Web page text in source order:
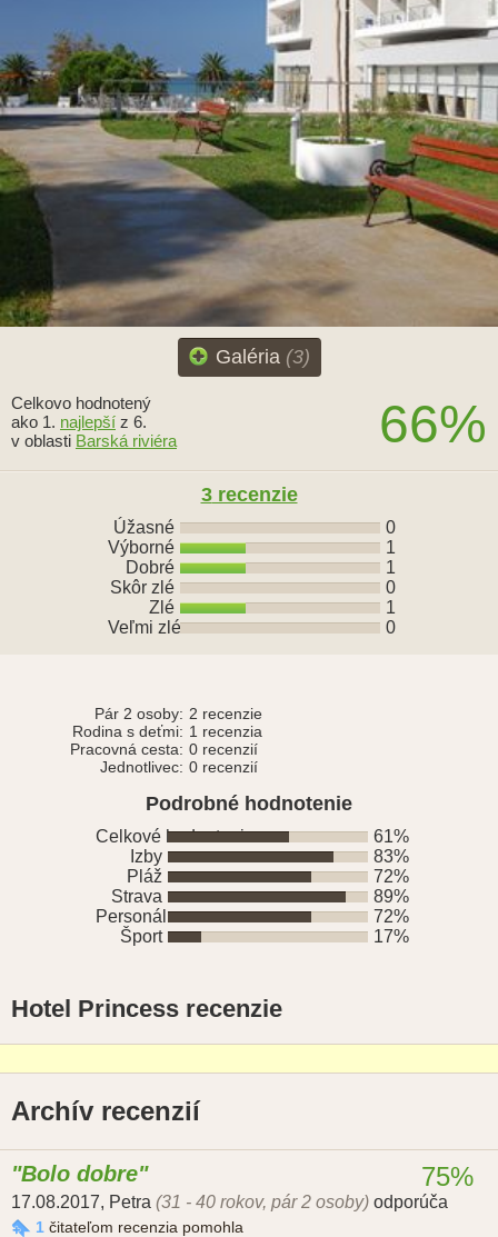
Galéria (3)
66%
Celkovo hodnotený
ako 1. najlepší z 6.
v oblasti Barská riviéra
3recenzie
Úžasné
0
Výborné
1
Dobré
1
Skôr zlé
0
Zlé
1
Veľmi zlé
0
Pár 2 osoby: 2 recenzie
Rodina s deťmi: 1 recenzia
Pracovná cesta: 0 recenzií
Jednotlivec: 0 recenzií
Podrobné hodnotenie
Celkové hodnotenie
61%
Izby
83%
Pláž
72%
Strava
89%
Personál
72%
Šport
17%
Hotel Princess recenzie
Archív recenzií
Bolo dobre
17.08.2017, Petra (31 - 40 rokov, pár 2 osoby) odporúča
1 čitateľom recenzia pomohla
75%